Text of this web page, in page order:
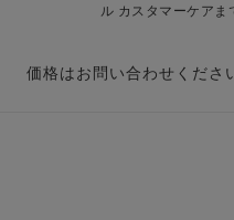
ル カスタマーケアま
価格はお問い合わせくださ